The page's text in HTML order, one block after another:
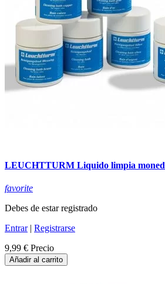
LEUCHTTURM Liquido limpia
favorite
Debes de estar registrado
Entrar| Registrarse
9,99 € Precio
Añadir al carrito